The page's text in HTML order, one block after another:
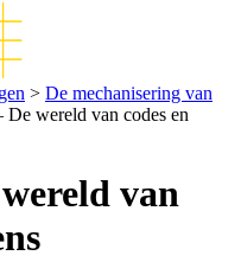
> De mechanisering van
wereld van codes en
van